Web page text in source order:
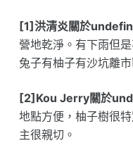
[1]洪清炎關於
營地乾淨。有下雨但
兔子有柚子有沙坑離
[2]Kou Jerry關於
地點方便，柚子樹很
主很親切。